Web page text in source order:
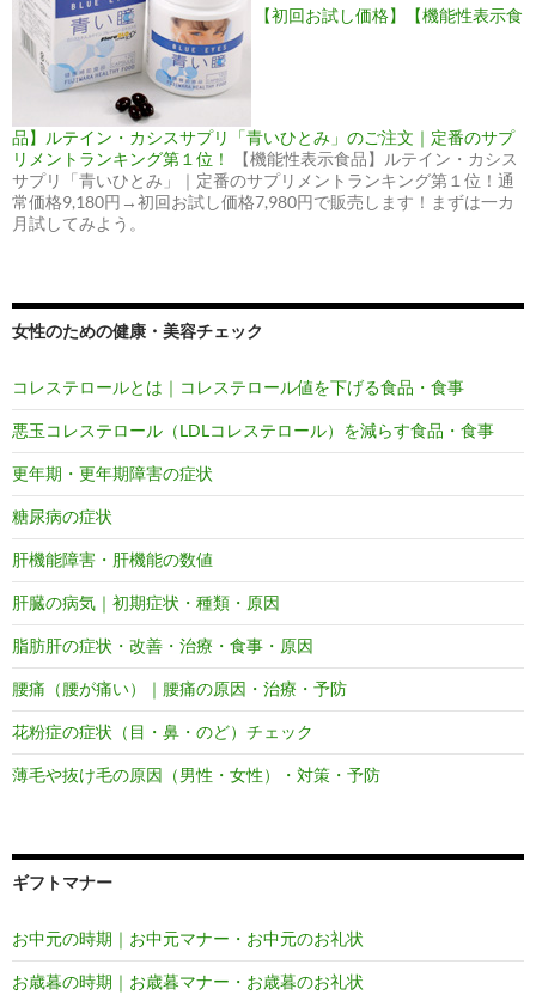
【初回お試し価格】【機能性表示食
品】ルテイン・カシスサプリ「青いひとみ」のご注文｜定番のサプ
リメントランキング第１位！
【機能性表示食品】ルテイン・カシス
サプリ「青いひとみ」｜定番のサプリメントランキング第１位！通
常価格9,180円→初回お試し価格7,980円で販売します！まずは一カ
月試してみよう。
女性のための健康・美容チェック
コレステロールとは｜コレステロール値を下げる食品・食事
悪玉コレステロール（LDLコレステロール）を減らす食品・食事
更年期・更年期障害の症状
糖尿病の症状
肝機能障害・肝機能の数値
肝臓の病気｜初期症状・種類・原因
脂肪肝の症状・改善・治療・食事・原因
腰痛（腰が痛い）｜腰痛の原因・治療・予防
花粉症の症状（目・鼻・のど）チェック
薄毛や抜け毛の原因（男性・女性）・対策・予防
ギフトマナー
お中元の時期｜お中元マナー・お中元のお礼状
お歳暮の時期｜お歳暮マナー・お歳暮のお礼状